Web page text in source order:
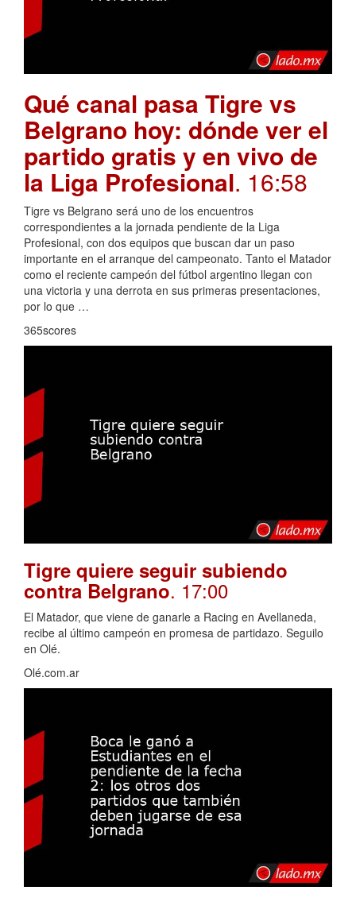
Qué canal pasa Tigre vs
Belgrano hoy: dónde ver el
partido gratis y en vivo de
la Liga Profesional. 16:58
Tigre vs Belgrano será uno de los encuentros
correspondientes a la jornada pendiente de la Liga
Profesional, con dos equipos que buscan dar un paso
importante en el arranque del campeonato. Tanto el Matador
como el reciente campeón del fútbol argentino llegan con
una victoria y una derrota en sus primeras presentaciones,
por lo que …
365scores
Tigre quiere seguir subiendo
contra Belgrano. 17:00
El Matador, que viene de ganarle a Racing en Avellaneda,
recibe al último campeón en promesa de partidazo. Seguilo
en Olé.
Olé.com.ar